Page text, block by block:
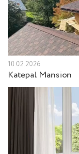
10.02.2026
Katepal Mansion